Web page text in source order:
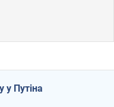
у Путіна